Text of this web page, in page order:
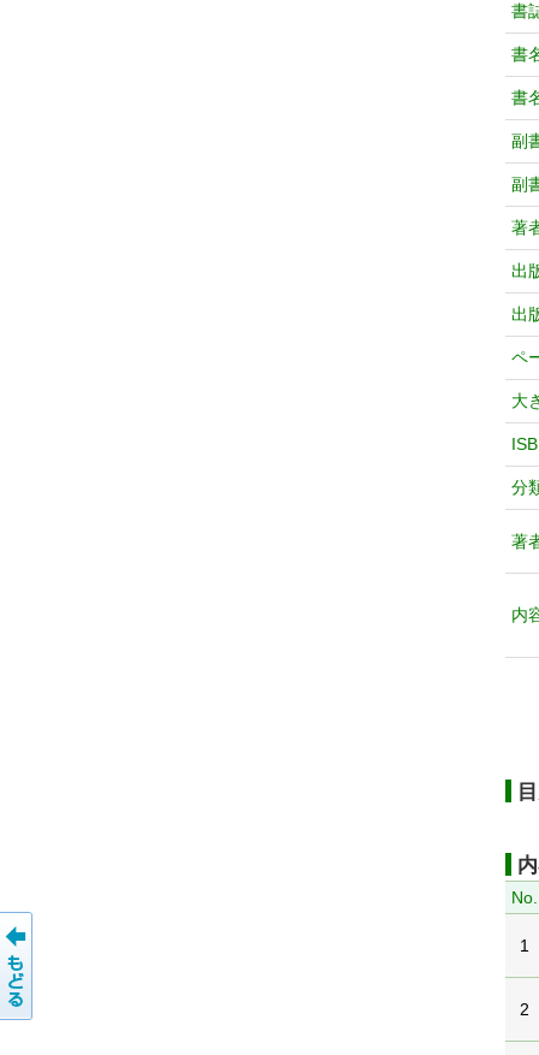
書
書
書
副
副
著
出
出
ペ
大
分
著
内
No.
1
2